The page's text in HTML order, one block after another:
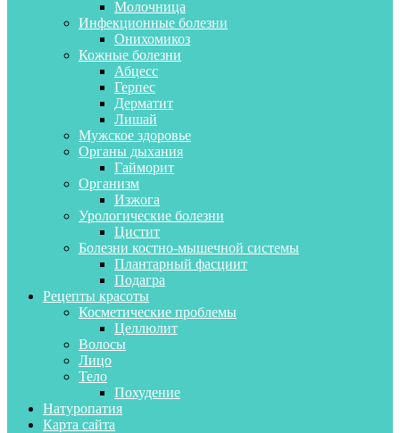
Молочница
Инфекционные болезни
Онихомикоз
Кожные болезни
Абцесс
Герпес
Дерматит
Лишай
Мужское здоровье
Органы дыхания
Гайморит
Организм
Изжога
Урологические болезни
Цистит
Болезни костно-мышечной системы
Плантарный фасциит
Подагра
Рецепты красоты
Косметические проблемы
Целлюлит
Волосы
Лицо
Тело
Похудение
Натуропатия
Карта сайта